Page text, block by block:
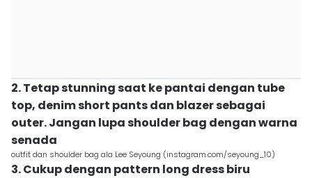
2. Tetap stunning saat ke pantai dengan tube
top, denim short pants dan blazer sebagai
outer. Jangan lupa shoulder bag dengan warna
senada
outfit dan shoulder bag ala Lee Seyoung (instagram.com/seyoung_10)
3. Cukup dengan pattern long dress biru